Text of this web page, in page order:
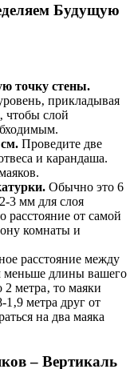
Будущую
точку стены.
прикладывая
чтобы слой
Проведите две
и карандаша.
Обычно это 6
3 мм для слоя
расстояние от самой
комнаты и
расстояние между
меньше длины вашего
метра‚ то маяки
1‚9 метра друг от
на два маяка
– Вертикаль